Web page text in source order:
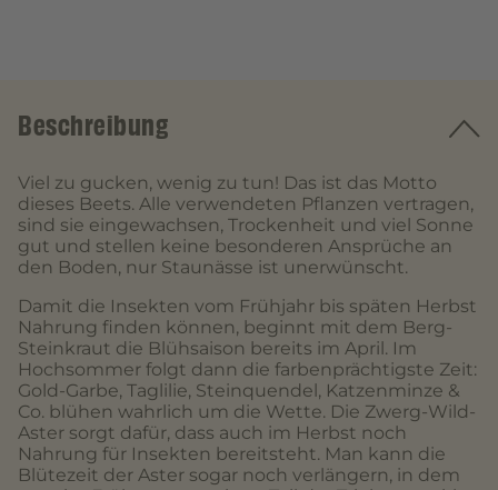
Beschreibung
Viel zu gucken, wenig zu tun! Das ist das Motto
dieses Beets. Alle verwendeten Pflanzen vertragen,
sind sie eingewachsen, Trockenheit und viel Sonne
gut und stellen keine besonderen Ansprüche an
den Boden, nur Staunässe ist unerwünscht.
Damit die Insekten vom Frühjahr bis späten Herbst
Nahrung finden können, beginnt mit dem Berg-
Steinkraut die Blühsaison bereits im April. Im
Hochsommer folgt dann die farbenprächtigste Zeit:
Gold-Garbe, Taglilie, Steinquendel, Katzenminze &
Co. blühen wahrlich um die Wette. Die Zwerg-Wild-
Aster sorgt dafür, dass auch im Herbst noch
Nahrung für Insekten bereitsteht. Man kann die
Blütezeit der Aster sogar noch verlängern, in dem